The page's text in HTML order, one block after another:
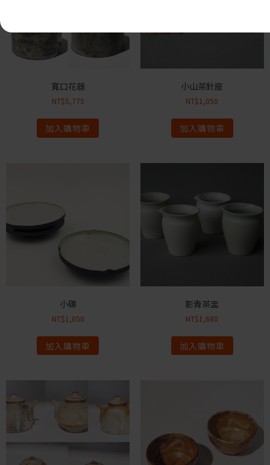
寬口花器
NT$5,775
加入購物車
小山茶針座
NT$1,050
加入購物車
小碟
NT$1,050
加入購物車
影青茶盅
NT$1,680
加入購物車